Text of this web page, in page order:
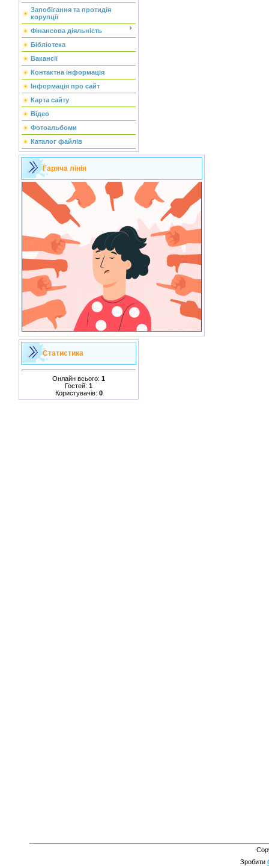
Запобігання та протидія
корупції
Фінансова діяльність
Бібліотека
Вакансії
Контактна інформація
Інформація про сайт
Карта сайту
Відео
Фотоальбоми
Каталог файлів
Гаряча лінія
Статистика
Онлайн всього: 1
Гостей: 1
Користувачів: 0
Зробити